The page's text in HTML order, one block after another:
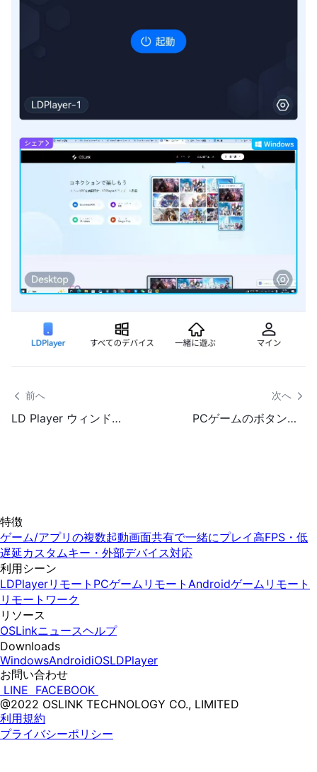
前へ
LD Player ウィンドウが表示されない場合はどうすればよいですか?
次へ
PCゲームのボタンが操作できない場合はどうすればよいですか？
特徴
ゲーム/アプリの複数起動画面共有で一緒にプレイ高FPS・低
遅延カスタムキー・外部デバイス対応
利用シーン
LDPlayerリモート PCゲームリモート Androidゲームリモート
リモートワーク
リソース
OSLinkニュースヘルプ
Downloads
WindowsAndroidiOSLDPlayer
お問い合わせ
LINE FACEBOOK
@2022 OSLINK TECHNOLOGY CO., LIMITED
利用規約
プライバシーポリシー